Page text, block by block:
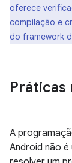
oferece
compilação e
do framework
Práticas
A
Android não